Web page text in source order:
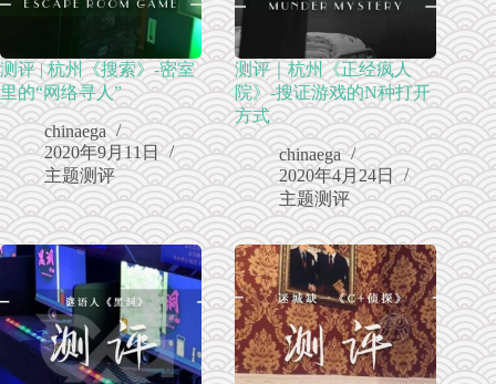
测评 | 杭州《搜索》-密室
里的“网络寻人”
chinaega
2020年9月11日
主题测评
测评｜杭州《正经疯人
院》-搜证游戏的N种打开
方式
chinaega
2020年4月24日
主题测评